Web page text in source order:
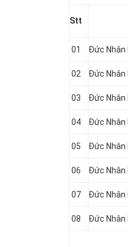
Stt
01 Đức Nhân
02 Đức Nhân
03 Đức Nhân
04 Đức Nhân
05 Đức Nhân
06 Đức Nhân
07 Đức Nhân
08 Đức Nhân